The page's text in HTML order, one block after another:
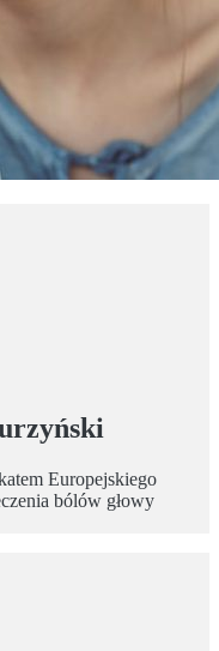
Europejskiego
bólów głowy